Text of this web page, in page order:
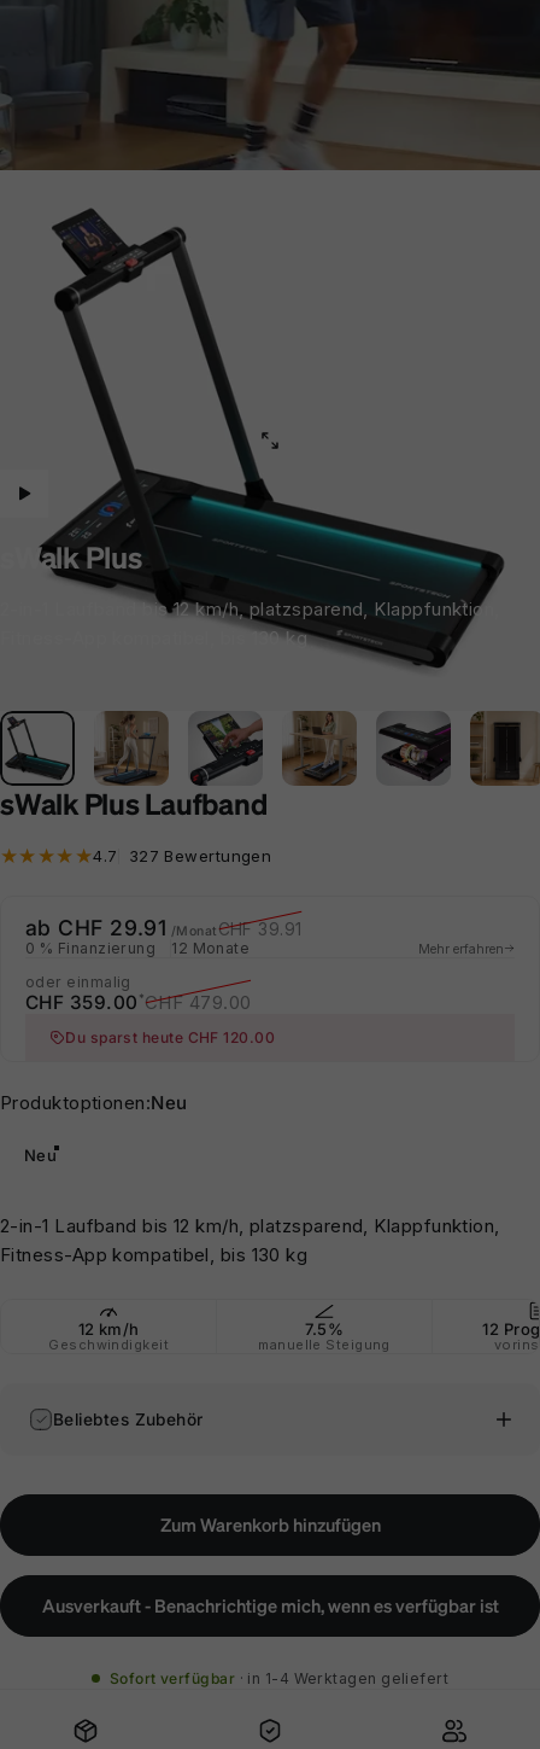
sWalk Plus
2-in-1 Laufband bis 12 km/h, platzsparend, Klappfunktion,
Fitness-App kompatibel, bis 130 kg
sWalk Plus Laufband
4.7 327 Bewertungen
Verkaufspreis
ab CHF 29.91 /Monat
Normaler Preis CHF 39.91
0 % Finanzierung 12 Monate Mehr erfahren
oder einmalig
Verkaufspreis
CHF 359.00 *
Normaler PreisCHF 479.00
Du sparst heute CHF 120.00
Produktoptionen
Produktoptionen:Neu
Neu
2-in-1 Laufband bis 12 km/h, platzsparend, Klappfunktion,
Fitness-App kompatibel, bis 130 kg
12 km/h
Geschwindigkeit
7.5%
manuelle Steigung
12
Beliebtes Zubehör
Zum Warenkorb hinzufügen
Ausverkauft - Benachrichtige mich, wenn es verfügbar ist
Sofort verfügbar in 1-4 Werktagen geliefert